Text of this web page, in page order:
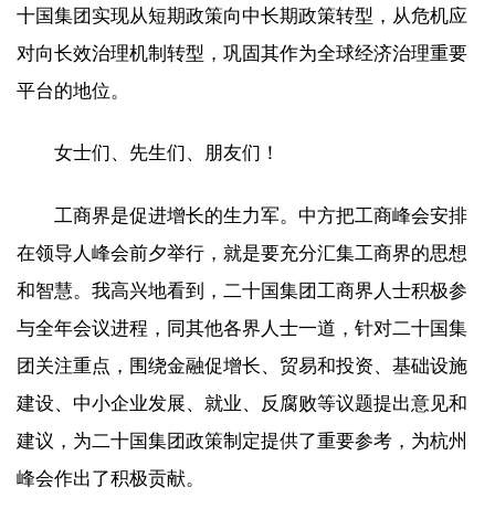
十国集团实现从短期政策向中长期政策转型，从危机应
对向长效治理机制转型，巩固其作为全球经济治理重要
平台的地位。
女士们、先生们、朋友们！
工商界是促进增长的生力军。中方把工商峰会安排
在领导人峰会前夕举行，就是要充分汇集工商界的思想
和智慧。我高兴地看到，二十国集团工商界人士积极参
与全年会议进程，同其他各界人士一道，针对二十国集
团关注重点，围绕金融促增长、贸易和投资、基础设施
建设、中小企业发展、就业、反腐败等议题提出意见和
建议，为二十国集团政策制定提供了重要参考，为杭州
峰会作出了积极贡献。